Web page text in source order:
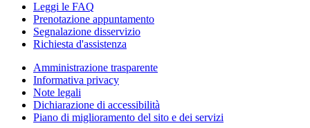
Leggi le FAQ
Prenotazione appuntamento
Segnalazione disservizio
Richiesta d'assistenza
Amministrazione trasparente
Informativa privacy
Note legali
Dichiarazione di accessibilità
Piano di miglioramento del sito e dei servizi